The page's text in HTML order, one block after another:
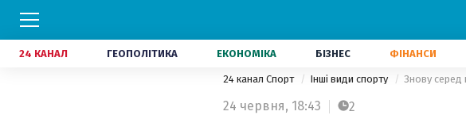
24 КАНАЛ ГЕОПОЛІТИКА ЕКОНОМІКА БІЗНЕС ФІНАНСИ
24 канал Спорт Інші види спорту Знову серед
24 червня, 18:43 2